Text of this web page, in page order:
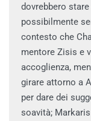
dovrebbero
possibilmente
contesto che
mentore Zisis e
accoglienza,
girare attorno a
per dare dei
soavità;